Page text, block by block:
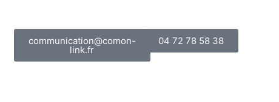
communication@comon-
link.fr
04 72 78 58 38